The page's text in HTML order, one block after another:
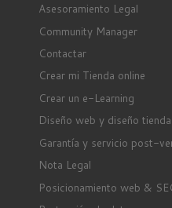
Asesoramiento Legal
Community Manager
Contactar
Crear mi Tienda online
Crear un e-Learning
Diseño web y diseño
Garantía y servicio post-
Nota Legal
Posicionamiento web &